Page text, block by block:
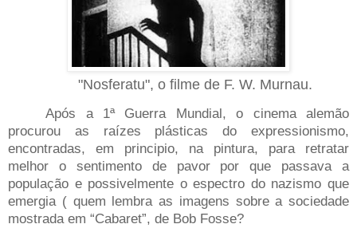
"Nosferatu", o filme de F. W. Murnau.
Após a 1ª Guerra Mundial, o cinema alemão
procurou as raízes plásticas do expressionismo,
encontradas, em principio, na pintura, para retratar
melhor o sentimento de pavor por que passava a
população e possivelmente o espectro do nazismo que
emergia ( quem lembra as imagens sobre a sociedade
mostrada em “Cabaret”, de Bob Fosse?